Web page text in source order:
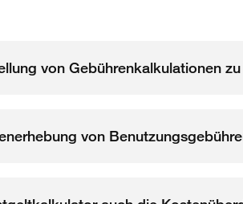
von Gebührenkalkulationen
von